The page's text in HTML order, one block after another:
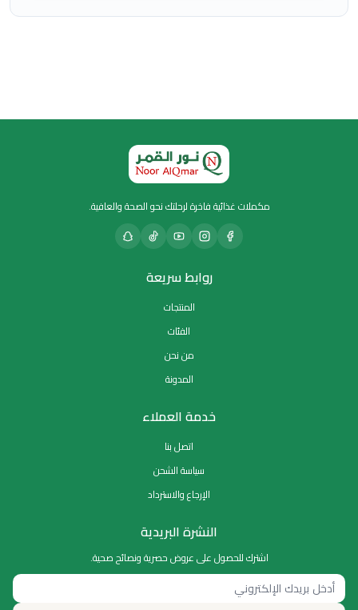
مكملات غذائية فاخرة لرحلتك نحو الصحة والعافية.
روابط سريعة
المنتجات
الفئات
من نحن
المدونة
خدمة العملاء
اتصل بنا
سياسة الشحن
الإرجاع والاسترداد
النشرة البريدية
اشترك للحصول على عروض حصرية ونصائح صحية.